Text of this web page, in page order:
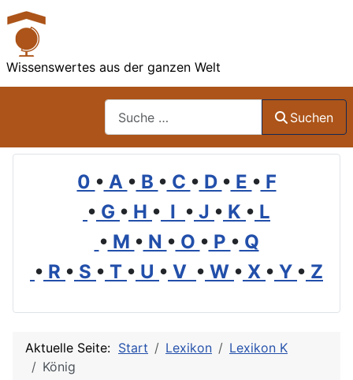
Wissenswertes aus der ganzen Welt
Suchen
0 • A • B • C • D • E • F
• G • H • I • J • K • L
• M • N • O • P • Q
• R • S • T • U • V • W • X • Y • Z
Aktuelle Seite: Start Lexikon
Lexikon K
König